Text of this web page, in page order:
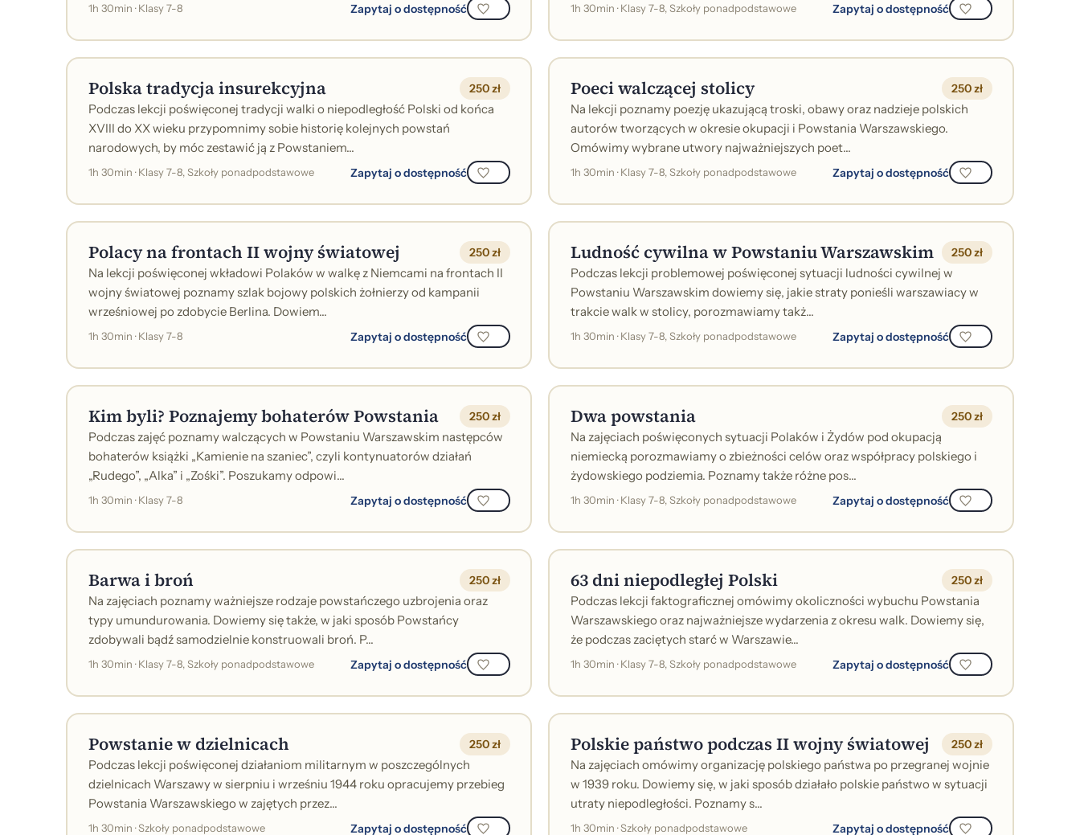
1h 30min · Klasy 7-8 Zapytaj o dostępność 1h 30min · Klasy 7-8, Szkoły ponadpodstawowe Zapytaj o dostępność
Polska tradycja insurekcyjna 250 zł
Podczas lekcji poświęconej tradycji walki o niepodległość Polski od końca
XVIII do XX wieku przypomnimy sobie historię kolejnych powstań
narodowych, by móc zestawić ją z Powstaniem...
1h 30min · Klasy 7-8, Szkoły ponadpodstawowe Zapytaj o dostępność
Poeci walczącej stolicy 250 zł
Na lekcji poznamy poezję ukazującą troski, obawy oraz nadzieje polskich
autorów tworzących w okresie okupacji i Powstania Warszawskiego.
Omówimy wybrane utwory najważniejszych poet...
1h 30min · Klasy 7-8, Szkoły ponadpodstawowe Zapytaj o dostępność
Polacy na frontach II wojny światowej 250 zł
Na lekcji poświęconej wkładowi Polaków w walkę z Niemcami na frontach II
wojny światowej poznamy szlak bojowy polskich żołnierzy od kampanii
wrześniowej po zdobycie Berlina. Dowiem...
1h 30min · Klasy 7-8 Zapytaj o dostępność
Ludność cywilna w Powstaniu Warszawskim 250 zł
Podczas lekcji problemowej poświęconej sytuacji ludności cywilnej w
Powstaniu Warszawskim dowiemy się, jakie straty ponieśli warszawiacy w
trakcie walk w stolicy, porozmawiamy takż...
1h 30min · Klasy 7-8, Szkoły ponadpodstawowe Zapytaj o dostępność
Kim byli? Poznajemy bohaterów Powstania 250 zł
Podczas zajęć poznamy walczących w Powstaniu Warszawskim następców
bohaterów książki „Kamienie na szaniec”, czyli kontynuatorów działań
„Rudego”, „Alka” i „Zośki”. Poszukamy odpowi...
1h 30min · Klasy 7-8 Zapytaj o dostępność
Dwa powstania 250 zł
Na zajęciach poświęconych sytuacji Polaków i Żydów pod okupacją
niemiecką porozmawiamy o zbieżności celów oraz współpracy polskiego i
żydowskiego podziemia. Poznamy także różne pos...
1h 30min · Klasy 7-8, Szkoły ponadpodstawowe Zapytaj o dostępność
Barwa i broń 250 zł
Na zajęciach poznamy ważniejsze rodzaje powstańczego uzbrojenia oraz
typy umundurowania. Dowiemy się także, w jaki sposób Powstańcy
zdobywali bądź samodzielnie konstruowali broń. P...
1h 30min · Klasy 7-8, Szkoły ponadpodstawowe Zapytaj o dostępność
63 dni niepodległej Polski 250 zł
Podczas lekcji faktograficznej omówimy okoliczności wybuchu Powstania
Warszawskiego oraz najważniejsze wydarzenia z okresu walk. Dowiemy się,
że podczas zaciętych starć w Warszawie...
1h 30min · Klasy 7-8, Szkoły ponadpodstawowe Zapytaj o dostępność
Powstanie w dzielnicach 250 zł
Podczas lekcji poświęconej działaniom militarnym w poszczególnych
dzielnicach Warszawy w sierpniu i wrześniu 1944 roku opracujemy przebieg
Powstania Warszawskiego w zajętych przez...
1h 30min · Szkoły ponadpodstawowe Zapytaj o dostępność
Polskie państwo podczas II wojny światowej 250 zł
Na zajęciach omówimy organizację polskiego państwa po przegranej wojnie
w 1939 roku. Dowiemy się, w jaki sposób działało polskie państwo w sytuacji
utraty niepodległości. Poznamy s...
1h 30min · Szkoły ponadpodstawowe Zapytaj o dostępność